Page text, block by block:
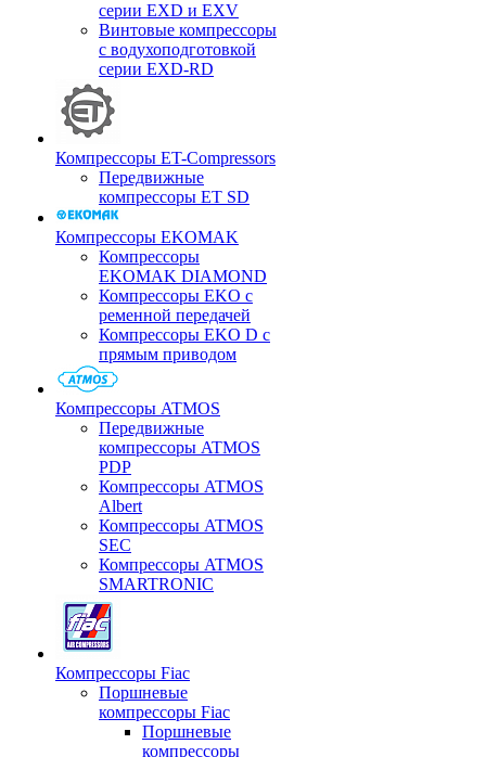
серии EXD и EXV
Винтовые компрессоры
с водухоподготовкой
серии EXD-RD
Компрессоры ET-Compressors
Передвижные
компрессоры ET SD
Компрессоры EKOMAK
Компрессоры
EKOMAK DIAMOND
Компрессоры EKO c
ременной передачей
Компрессоры EKO D с
прямым приводом
Компрессоры ATMOS
Передвижные
компрессоры ATMOS
PDP
Компрессоры ATMOS
Albert
Компрессоры ATMOS
SEC
Компрессоры ATMOS
SMARTRONIC
Компрессоры Fiac
Поршневые
компрессоры Fiac
Поршневые
компрессоры